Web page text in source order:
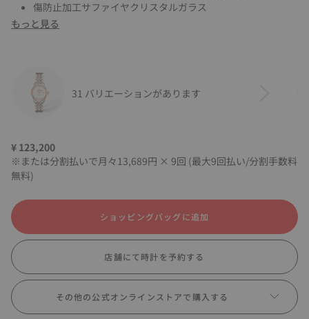
傷防止加工サファイヤクリスタルガラス
もっと見る
31 バリエーションがあります
¥ 123,200
※または分割払いで月々13,689円 × 9回 (最大9回払い/分割手数料
無料)
ショッピングバッグに追加
店舗にて時計を予約する
その他の公式オンラインストアで購入する